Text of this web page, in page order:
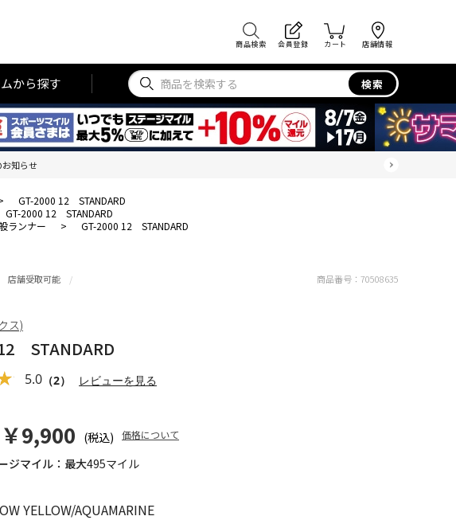
商品検索 会員登録 カート 店舗情報
から探す 検索
知らせ
GT-2000 12 STANDARD
GT-2000 12 STANDARD
ランナー > GT-2000 12 STANDARD
ジマイル：最大495マイル
店舗受取可能
STANDARD
5.0 （2） レビューを見る
￥9,900 (税込) 価格について
YELLOW/AQUAMARINE
商品番号： 70508635
ス)